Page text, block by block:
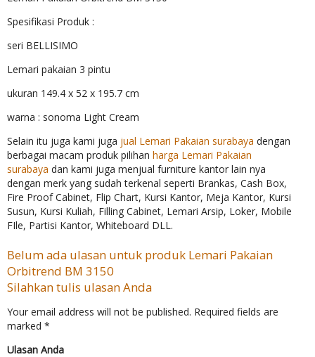
Spesifikasi Produk :
seri BELLISIMO
Lemari pakaian 3 pintu
ukuran 149.4 x 52 x 195.7 cm
warna : sonoma Light Cream
Selain itu juga kami juga jual Lemari Pakaian surabaya dengan
berbagai macam produk pilihan harga Lemari Pakaian
surabaya dan kami juga menjual furniture kantor lain nya
dengan merk yang sudah terkenal seperti Brankas, Cash Box,
Fire Proof Cabinet, Flip Chart, Kursi Kantor, Meja Kantor, Kursi
Susun, Kursi Kuliah, Filling Cabinet, Lemari Arsip, Loker, Mobile
FIle, Partisi Kantor, Whiteboard DLL.
Belum ada ulasan untuk produk Lemari Pakaian
Orbitrend BM 3150
Silahkan tulis ulasan Anda
Your email address will not be published. Required fields are
marked *
Ulasan Anda